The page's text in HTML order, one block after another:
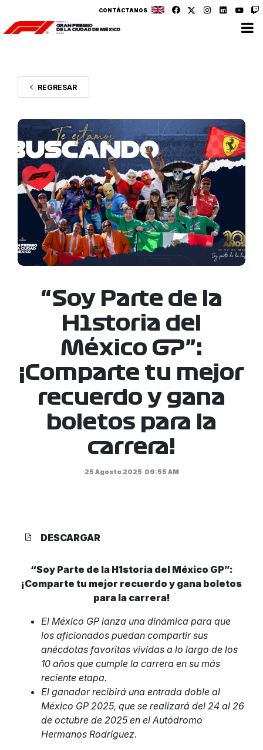
CONTÁCTANOS
REGRESAR
“Soy Parte de la
H1storia del
México GP”:
¡Comparte tu mejor
recuerdo y gana
boletos para la
carrera!
25 Agosto 2025 09:55 AM
DESCARGAR
“Soy Parte de la H1storia del México GP”:
¡Comparte tu mejor recuerdo y gana boletos
para la carrera!
El México GP lanza una dinámica para que
los aficionados puedan compartir sus
anécdotas favoritas vividas a lo largo de los
10 años que cumple la carrera en su más
reciente etapa.
El ganador recibirá una entrada doble al
México GP 2025, que se realizará del 24 al 26
de octubre de 2025 en el Autódromo
Hermanos Rodríguez.